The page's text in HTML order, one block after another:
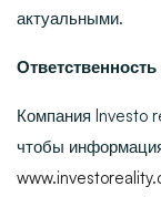
актуальными.
Компания Investo
чтобы